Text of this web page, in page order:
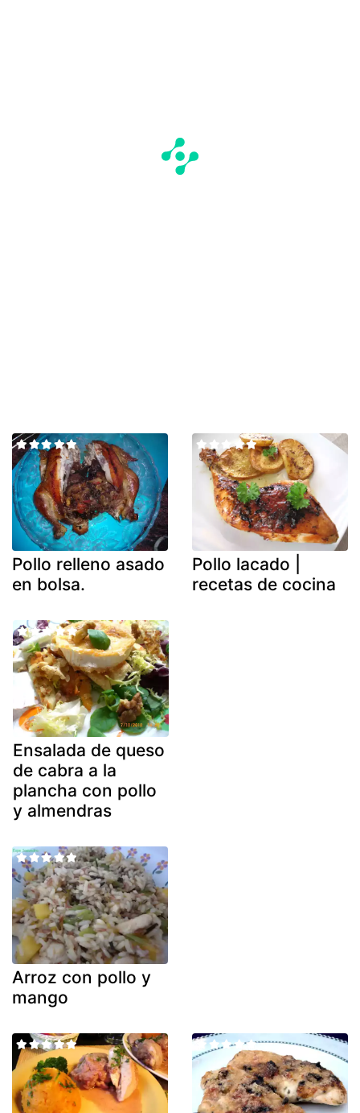
Pollo relleno asado
en bolsa.
Pollo lacado |
recetas de cocina
Ensalada de queso
de cabra a la
plancha con pollo
y almendras
Arroz con pollo y
mango